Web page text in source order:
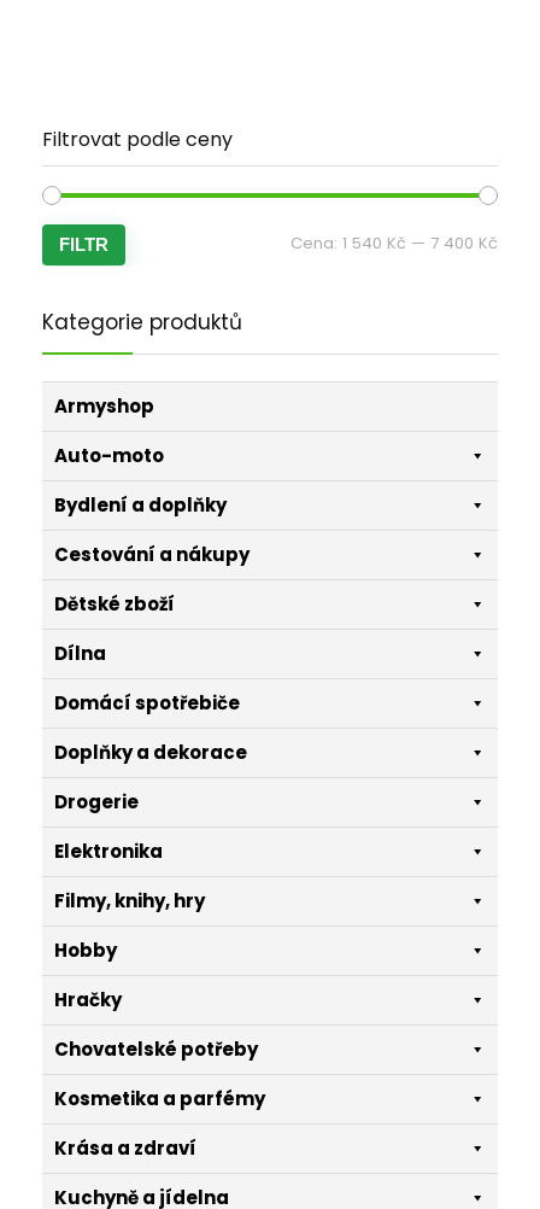
Filtrovat podle ceny
FILTR Cena: 1 540 Kč — 7 400 Kč
Kategorie produktů
Armyshop
Auto-moto
Bydlení a doplňky
Cestování a nákupy
Dětské zboží
Dílna
Domácí spotřebiče
Doplňky a dekorace
Drogerie
Elektronika
Filmy, knihy, hry
Hobby
Hračky
Chovatelské potřeby
Kosmetika a parfémy
Krása a zdraví
Kuchyně a jídelna